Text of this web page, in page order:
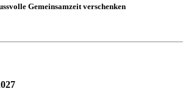
Gemeinsamzeit verschenken